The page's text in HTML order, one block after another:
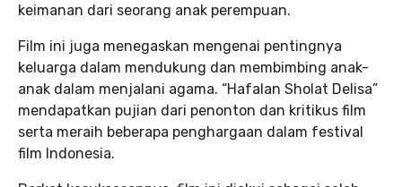
keimanan dari seorang anak perempuan.
Film ini juga menegaskan mengenai pentingnya
keluarga dalam mendukung dan membimbing anak-
anak dalam menjalani agama. “Hafalan Sholat Delisa”
mendapatkan pujian dari penonton dan kritikus film
serta meraih beberapa penghargaan dalam festival
film Indonesia.